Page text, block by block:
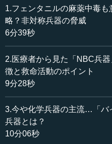
徴について解説する。（全5
追加日：2025年5月8日
カテゴリー：
医療・健康
国際
国際一般
≪全文≫
では健康医療安全保障の2
ーン）」、NBC兵器につい
す。
1.フェンタニルの麻薬中毒も
略？非対称兵器の脅威
6分39秒
2.医療者から見た「NBC兵
徴と救命活動のポイント
9分28秒
3.今や化学兵器の主流…「バ
兵器とは？
10分06秒